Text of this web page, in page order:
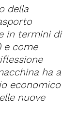
della
in termini di
e come
ha a
economico
nuove